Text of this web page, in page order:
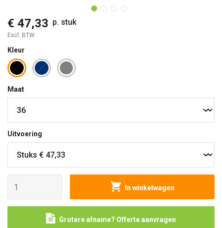
€ 47,33 p. stuk
Excl. BTW
Kleur
Maat
Uitvoering
In winkelwagen
Grotere afname? Offerte aanvragen